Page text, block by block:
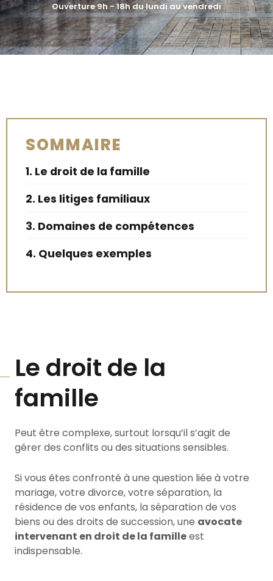
Ouverture 9h - 18h du lundi au vendredi
SOMMAIRE
1. Le droit de la famille
2. Les litiges familiaux
3. Domaines de compétences
4. Quelques exemples
Le droit de la
famille
Peut être complexe, surtout lorsqu’il s’agit de
gérer des conflits ou des situations sensibles.
Si vous êtes confronté à une question liée à votre
mariage, votre divorce, votre séparation, la
résidence de vos enfants, la séparation de vos
biens ou des droits de succession, une avocate
intervenant en droit de la familleest
indispensable.